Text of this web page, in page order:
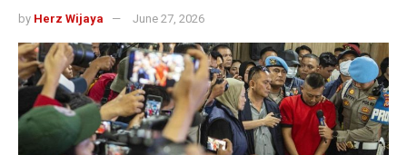
by Herz Wijaya June 27, 2026